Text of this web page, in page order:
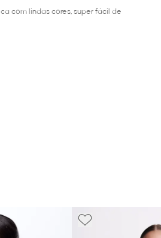
com lindas cores, super fácil de